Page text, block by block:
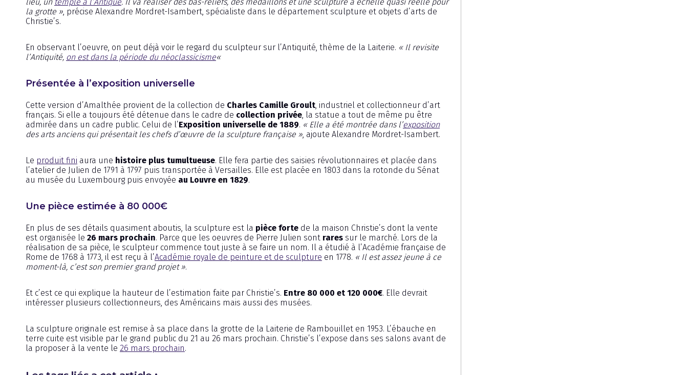
la grotte », précise Alexandre Mordret-Isambert, spécialiste dans le département sculpture et objets d’arts de
Christie’s.
En observant l’oeuvre, on peut déjà voir le regard du sculpteur sur l’Antiquité, thème de la Laiterie. « Il revisite
l’Antiquité, on est dans la période du néoclassicisme«
Présentée à l’exposition universelle
Cette version d’Amalthée provient de la collection de Charles Camille Groult, industriel et collectionneur d’art
français. Si elle a toujours été détenue dans le cadre de collection privée, la statue a tout de même pu être
admirée dans un cadre public. Celui de l’Exposition universelle de 1889. « Elle a été montrée dans l’exposition
des arts anciens qui présentait les chefs d’œuvre de la sculpture française », ajoute Alexandre Mordret-Isambert.
Le produit fini aura une histoire plus tumultueuse. Elle fera partie des saisies révolutionnaires et placée dans
l’atelier de Julien de 1791 à 1797 puis transportée à Versailles. Elle est placée en 1803 dans la rotonde du Sénat
au musée du Luxembourg puis envoyée au Louvre en 1829.
Une pièce estimée à 80 000€
En plus de ses détails quasiment aboutis, la sculpture est la pièce forte de la maison Christie’s dont la vente
est organisée le 26 mars prochain. Parce que les oeuvres de Pierre Julien sont rares sur le marché. Lors de la
réalisation de sa pièce, le sculpteur commence tout juste à se faire un nom. Il a étudié à l’Académie française de
Rome de 1768 à 1773, il est reçu à l’Académie royale de peinture et de sculpture en 1778. « Il est assez jeune à ce
moment-là, c’est son premier grand projet ».
Et c’est ce qui explique la hauteur de l’estimation faite par Christie’s. Entre 80 000 et 120 000€. Elle devrait
intéresser plusieurs collectionneurs, des Américains mais aussi des musées.
La sculpture originale est remise à sa place dans la grotte de la Laiterie de Rambouillet en 1953. L’ébauche en
terre cuite est visible par le grand public du 21 au 26 mars prochain. Christie’s l’expose dans ses salons avant de
la proposer à la vente le 26 mars prochain.